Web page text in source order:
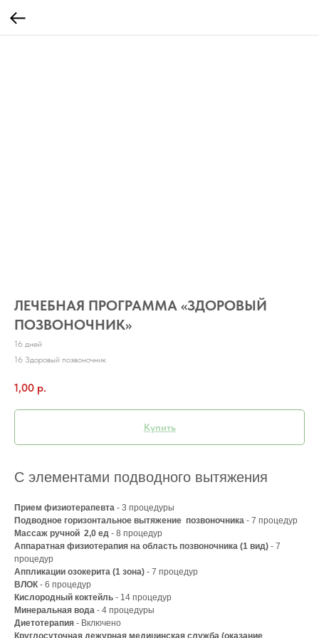
ЛЕЧЕБНАЯ ПРОГРАММА «ЗДОРОВЫЙ
ПОЗВОНОЧНИК»
16 дней
16 Здоровый позвоночник
1,00 р.
Купить
С элементами подводного вытяжения
Прием физиотерапевта - 3 процедуры
Подводное горизонтальное вытяжение позвоночника - 7 процедур
Массаж ручной 2,0 ед - 8 процедур
Аппаратная физиотерапия на область позвоночника (1 вид) - 7
процедур
Аппликации озокерита (1 зона) - 7 процедур
ВЛОК - 6 процедур
Кислородный коктейль - 14 процедур
Минеральная вода - 4 процедуры
Диетотерапия - Включено
Круглосуточная дежурная медицинская служба (оказание